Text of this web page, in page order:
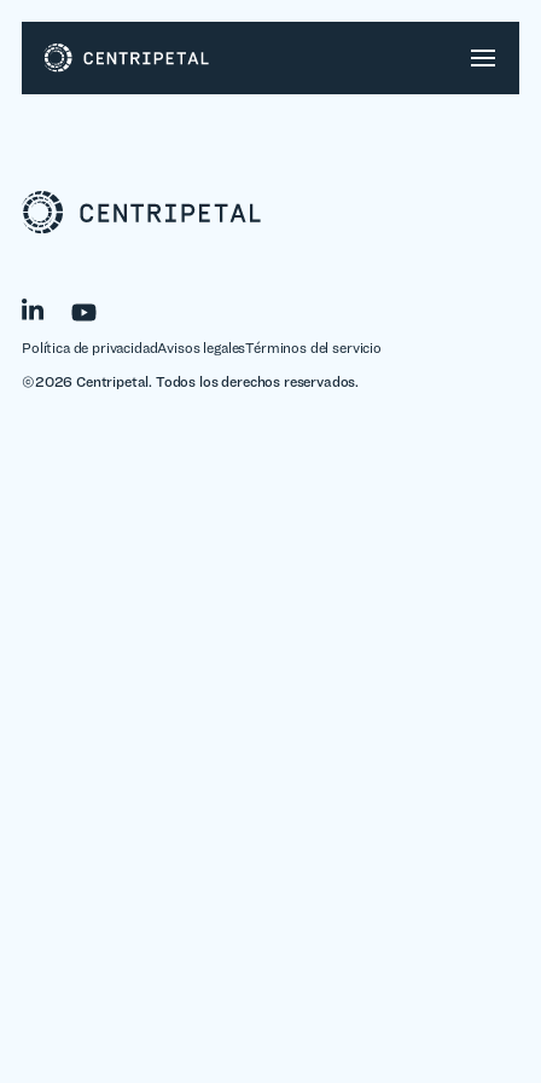
©2026 Centripetal. Todos los derechos reservados.
Política de privacidadAvisos legalesTérminos del servicio